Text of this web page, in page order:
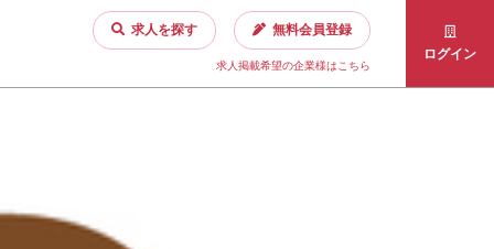
求人を探す 無料会員登録
求人掲載希望の企業様はこちら
ログイン